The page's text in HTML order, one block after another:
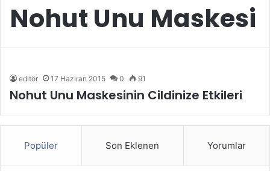
Nohut Unu Maskesi
editör 17 Haziran 2015 0 91
Nohut Unu Maskesinin Cildinize Etkileri
Popüler Son Eklenen Yorumlar